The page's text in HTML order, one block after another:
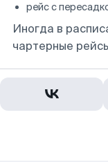
рейс с
Иногда в
чартерные